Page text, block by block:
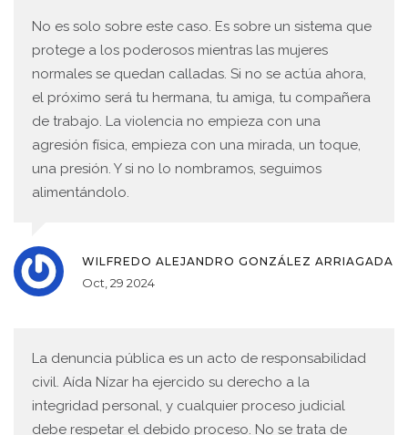
No es solo sobre este caso. Es sobre un sistema que
protege a los poderosos mientras las mujeres
normales se quedan calladas. Si no se actúa ahora,
el próximo será tu hermana, tu amiga, tu compañera
de trabajo. La violencia no empieza con una
agresión física, empieza con una mirada, un toque,
una presión. Y si no lo nombramos, seguimos
alimentándolo.
WILFREDO ALEJANDRO GONZÁLEZ ARRIAGADA
Oct, 29 2024
La denuncia pública es un acto de responsabilidad
civil. Aída Nízar ha ejercido su derecho a la
integridad personal, y cualquier proceso judicial
debe respetar el debido proceso. No se trata de